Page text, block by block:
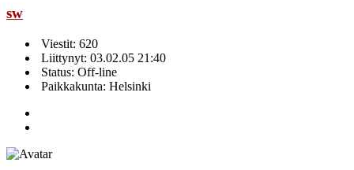
sw
Viestit: 620
Liittynyt: 03.02.05 21:40
Status: Off-line
Paikkakunta: Helsinki